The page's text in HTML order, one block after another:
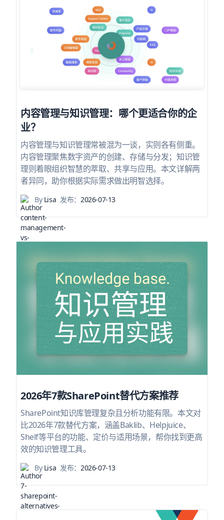
内容管理与知识管理：哪个更适合你的企
业？
内容管理与知识管理常被混为一谈，实则各有侧重。
内容管理聚焦数字资产的创建、存储与分发；知识管
理则着眼组织智慧的萃取、共享与应用。本文详解两
者异同，助你根据实际需求做出明智选择。
ByLisa 发布：2026-07-13
2026年7款SharePoint替代方案推荐
SharePoint知识库管理复杂且分析功能有限。本文对
比2026年7款替代方案，涵盖Baklib、Helpjuice、
Shelf等平台的功能、定价与适用场景，帮你找到更高
效的知识管理工具。
ByLisa 发布： 2026-07-13